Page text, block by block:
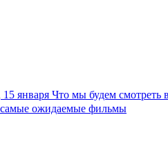
15 января Что мы будем смотреть
самые ожидаемые фильмы